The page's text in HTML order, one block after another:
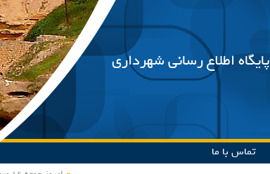
پایگاه اطلاع رسانی شهرداری
تماس با ما